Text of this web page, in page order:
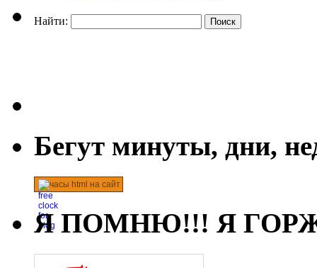
Найти:
Бегут минуты, дни,
часы html на сайт
Я ПОМНЮ!!! Я